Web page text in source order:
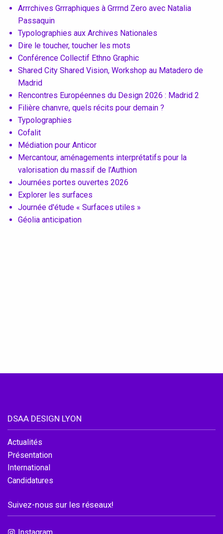
Partir à l’étranger
Diplômes
Conventions et partenariats
Universités
Écoles d’Enseignement Supérieur
Entreprises et Institutions
Instagram
Accéder au site officiel de l'école
Arrrchives Grrraphiques à Grrrnd Zero avec Natalia
Passaquin
Typolographies aux Archives Nationales
Dire le toucher, toucher les mots
Conférence Collectif Ethno Graphic
Shared City Shared Vision, Workshop au Matadero de
Madrid
Rencontres Européennes du Design 2026 : Madrid 2
Filière chanvre, quels récits pour demain ?
Typolographies
Cofalit
Médiation pour Anticor
Mercantour, aménagements interprétatifs pour la
valorisation du massif de l’Authion
Journées portes ouvertes 2026
Explorer les surfaces
Journée d'étude « Surfaces utiles »
Géolia anticipation
DSAA DESIGN LYON
Actualités
Présentation
International
Candidatures
Suivez-nous sur les réseaux!